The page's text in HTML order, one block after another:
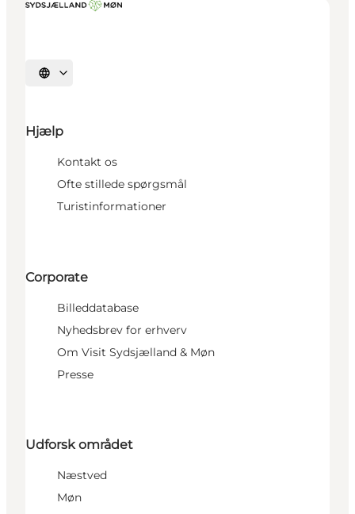
Vælg sprog
Hjælp
Kontakt os
Ofte stillede spørgsmål
Turistinformationer
Corporate
Billeddatabase
Nyhedsbrev for erhverv
Om Visit Sydsjælland & Møn
Presse
Udforsk området
Næstved
Møn